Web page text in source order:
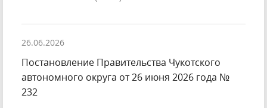
26.06.2026
Постановление Правительства Чукотского
автономного округа от 26 июня 2026 года №
232